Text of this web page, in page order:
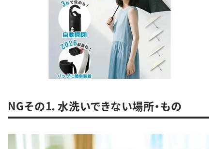
NGその1．水洗いできない場所・もの